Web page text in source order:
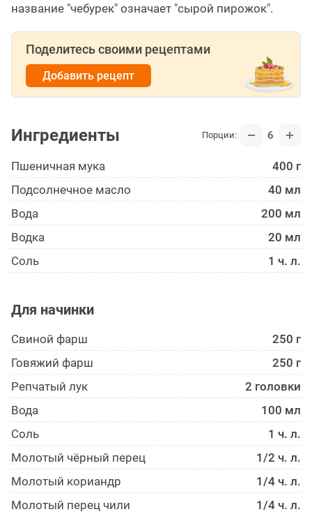
название "чебурек" означает "сырой пирожок".
Поделитесь своими рецептами
Добавить рецепт
Ингредиенты Порции: 6
Пшеничная мука
400 г
Подсолнечное масло
40 мл
Вода
200 мл
Водка
20 мл
Соль
1 ч. л.
Для начинки
Свиной фарш
250 г
Говяжий фарш
250 г
Репчатый лук
2 головки
Вода
100 мл
Соль
1 ч. л.
Молотый чёрный перец
1/2 ч. л.
Молотый кориандр
1/4 ч. л.
Молотый перец чили
1/4 ч. л.